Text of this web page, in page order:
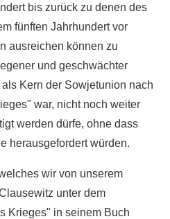
bis zurück zu denen des
fünften Jahrhundert vor
ausreichen können zu
und geschwächter
Kern der Sowjetunion nach
war, nicht noch weiter
werden dürfe, ohne dass
herausgefordert würden.
wir von unserem
unter dem
Krieges" in seinem Buch